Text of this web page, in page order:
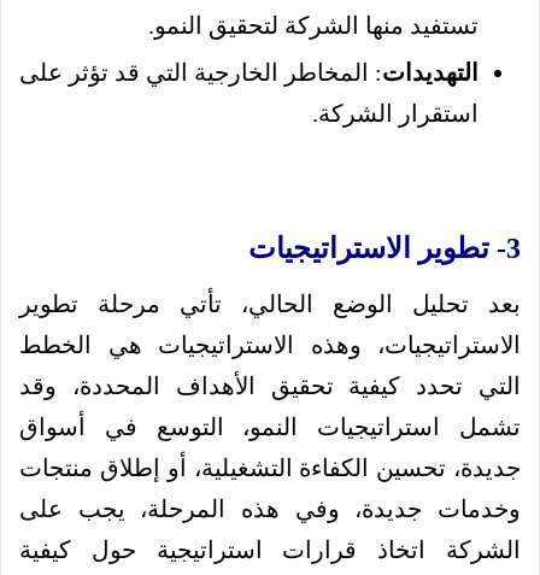
تستفيد منها الشركة لتحقيق النمو.
التهديدات: المخاطر الخارجية التي قد تؤثر على
استقرار الشركة.
3- تطوير الاستراتيجيات
بعد تحليل الوضع الحالي، تأتي مرحلة تطوير
الاستراتيجيات، وهذه الاستراتيجيات هي الخطط
التي تحدد كيفية تحقيق الأهداف المحددة، وقد
تشمل استراتيجيات النمو، التوسع في أسواق
جديدة، تحسين الكفاءة التشغيلية، أو إطلاق منتجات
وخدمات جديدة، وفي هذه المرحلة، يجب على
الشركة اتخاذ قرارات استراتيجية حول كيفية